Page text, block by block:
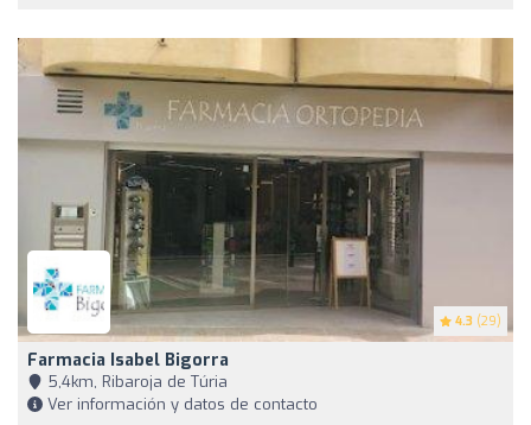
4.3 (29)
Farmacia Isabel Bigorra
5,4km, Ribaroja de Túria
Ver información y datos de contacto